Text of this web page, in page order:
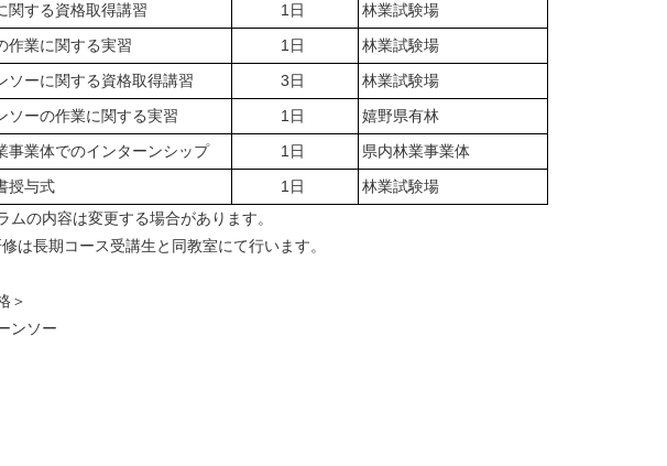
関する資格取得講習
1日
林業試験場
作業に関する実習
1日
林業試験場
ソーに関する資格取得講習
3日
林業試験場
ソーの作業に関する実習
1日
嬉野県有林
事業体でのインターンシップ
1日
県内林業事業体
授与式
1日
林業試験場
内容は変更する場合があります。
長期コース受講生と同教室にて行います。
＞
ンソー